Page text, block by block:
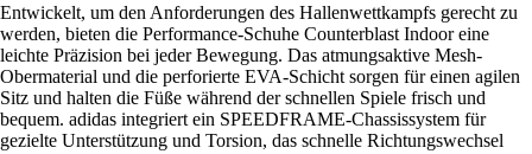
Entwickelt, um den Anforderungen des Hallenwettkampfs gerecht zu
werden, bieten die Performance-Schuhe Counterblast Indoor eine
leichte Präzision bei jeder Bewegung. Das atmungsaktive Mesh-
Obermaterial und die perforierte EVA-Schicht sorgen für einen agilen
Sitz und halten die Füße während der schnellen Spiele frisch und
bequem. adidas integriert ein SPEEDFRAME-Chassissystem für
gezielte Unterstützung und Torsion, das schnelle Richtungswechsel